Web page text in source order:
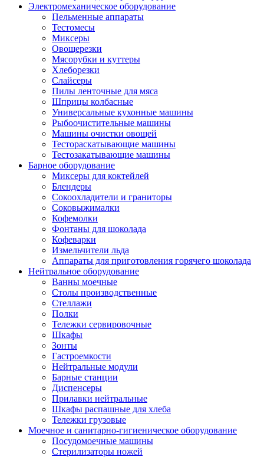
Электромеханическое оборудование
Пельменные аппараты
Тестомесы
Миксеры
Овощерезки
Мясорубки и куттеры
Хлеборезки
Слайсеры
Пилы ленточные для мяса
Шприцы колбасные
Универсальные кухонные машины
Рыбоочистительные машины
Машины очистки овощей
Тестораскатывающие машины
Тестозакатывающие машины
Барное оборудование
Миксеры для коктейлей
Блендеры
Сокоохладители и граниторы
Соковыжималки
Кофемолки
Фонтаны для шоколада
Кофеварки
Измельчители льда
Аппараты для приготовления горячего шоколада
Нейтральное оборудование
Ванны моечные
Столы производственные
Стеллажи
Полки
Тележки сервировочные
Шкафы
Зонты
Гастроемкости
Нейтральные модули
Барные станции
Диспенсеры
Прилавки нейтральные
Шкафы распашные для хлеба
Тележки грузовые
Моечное и санитарно-гигиеническое оборудование
Посудомоечные машины
Стерилизаторы ножей